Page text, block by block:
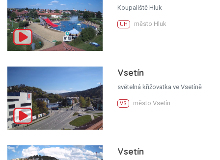
Koupaliště Hluk
UH město Hluk
Vsetín
světelná křižovatka ve Vsetíně
VS město Vsetín
Vsetín